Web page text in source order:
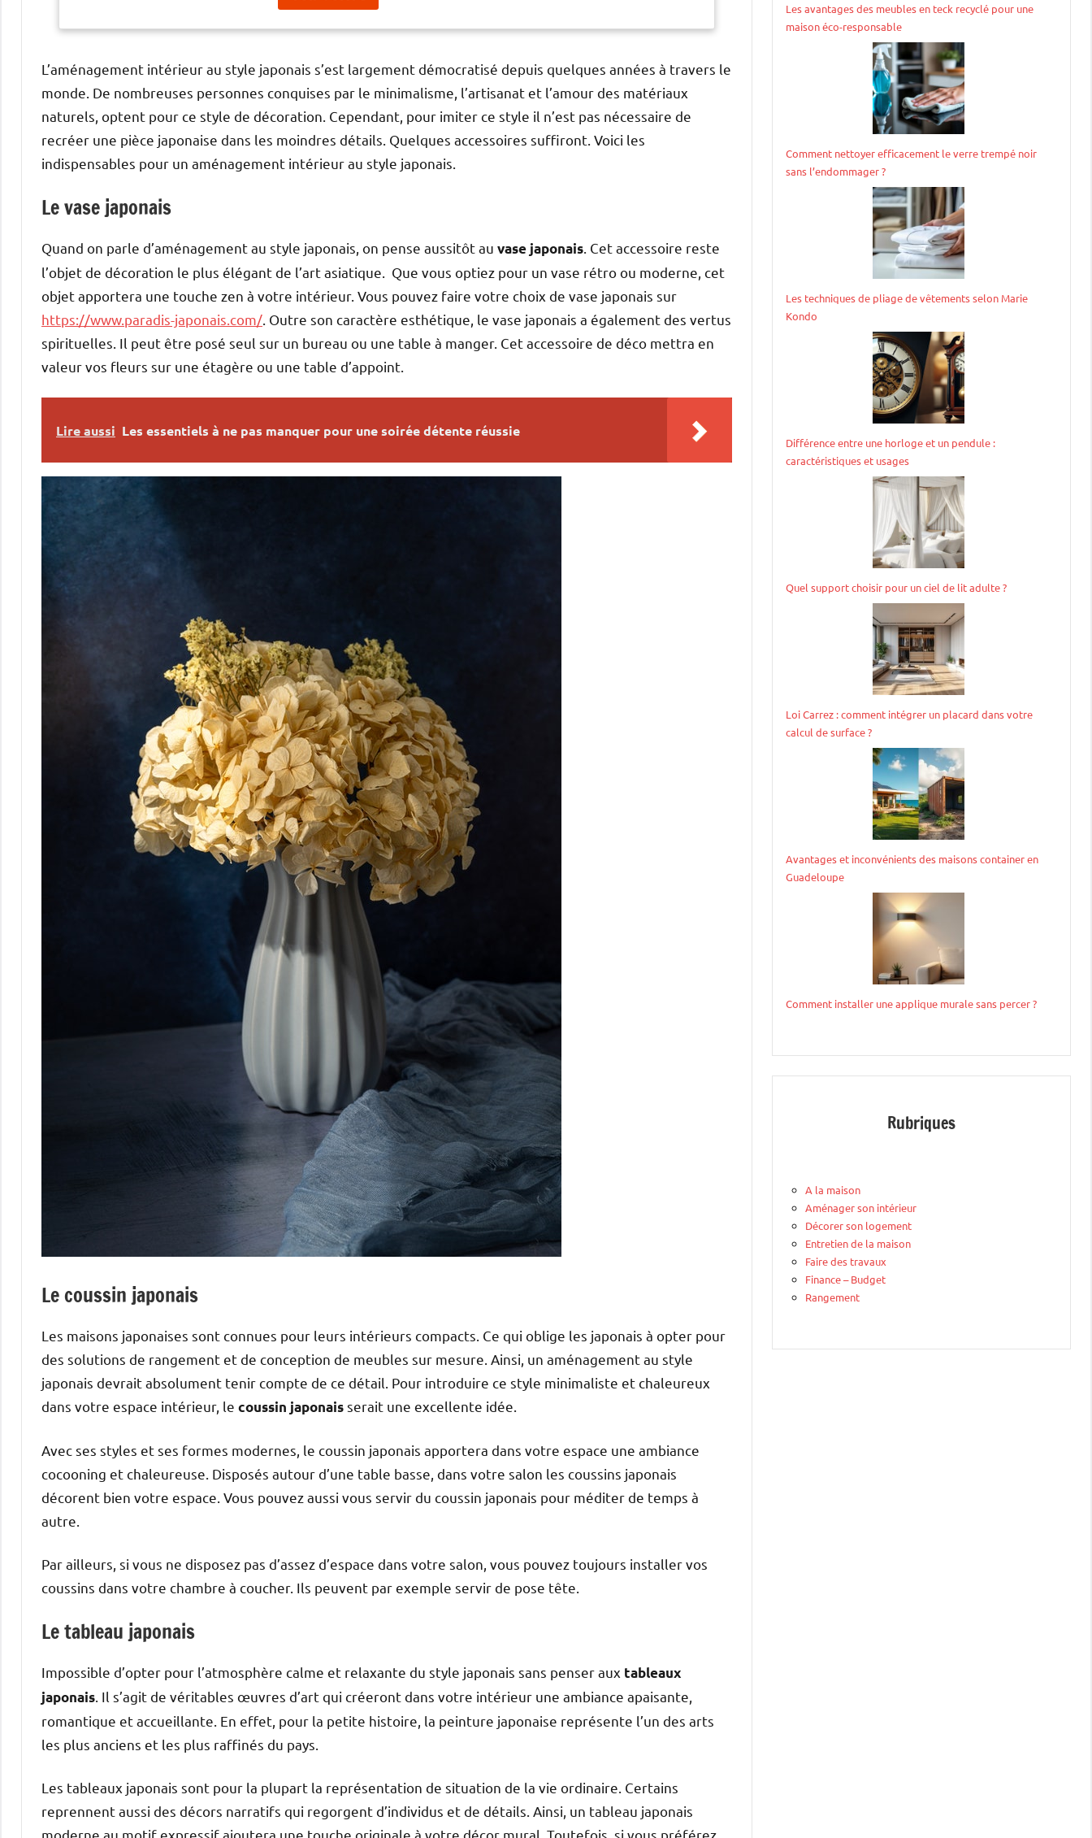
L’aménagement intérieur au style japonais s’est largement démocratisé depuis quelques années à travers le
monde. De nombreuses personnes conquises par le minimalisme, l’artisanat et l’amour des matériaux
naturels, optent pour ce style de décoration. Cependant, pour imiter ce style il n’est pas nécessaire de
recréer une pièce japonaise dans les moindres détails. Quelques accessoires suffiront. Voici les
indispensables pour un aménagement intérieur au style japonais.
Le vase japonais
Quand on parle d’aménagement au style japonais, on pense aussitôt au vase japonais . Cet accessoire reste
l’objet de décoration le plus élégant de l’art asiatique. Que vous optiez pour un vase rétro ou moderne, cet
objet apportera une touche zen à votre intérieur. Vous pouvez faire votre choix de vase japonais sur
https://www.paradis-japonais.com/ . Outre son caractère esthétique, le vase japonais a également des vertus
spirituelles. Il peut être posé seul sur un bureau ou une table à manger. Cet accessoire de déco mettra en
valeur vos fleurs sur une étagère ou une table d’appoint.
Lire aussi Les essentiels à ne pas manquer pour une soirée détente réussie
Le coussin japonais
Les maisons japonaises sont connues pour leurs intérieurs compacts. Ce qui oblige les japonais à opter pour
des solutions de rangement et de conception de meubles sur mesure. Ainsi, un aménagement au style
japonais devrait absolument tenir compte de ce détail. Pour introduire ce style minimaliste et chaleureux
dans votre espace intérieur, le coussin japonaisserait une excellente idée.
Avec ses styles et ses formes modernes, le coussin japonais apportera dans votre espace une ambiance
cocooning et chaleureuse. Disposés autour d’une table basse, dans votre salon les coussins japonais
décorent bien votre espace. Vous pouvez aussi vous servir du coussin japonais pour méditer de temps à
autre.
Par ailleurs, si vous ne disposez pas d’assez d’espace dans votre salon, vous pouvez toujours installer vos
coussins dans votre chambre à coucher. Ils peuvent par exemple servir de pose tête.
Le tableau japonais
Impossible d’opter pour l’atmosphère calme et relaxante du style japonais sans penser aux tableaux
japonais . Il s’agit de véritables œuvres d’art qui créeront dans votre intérieur une ambiance apaisante,
romantique et accueillante. En effet, pour la petite histoire, la peinture japonaise représente l’un des arts
les plus anciens et les plus raffinés du pays.
Les tableaux japonais sont pour la plupart la représentation de situation de la vie ordinaire. Certains
reprennent aussi des décors narratifs qui regorgent d’individus et de détails. Ainsi, un tableau japonais
moderne au motif expressif ajoutera une touche originale à votre décor mural. Toutefois, si vous préférez
Les avantages des meubles en teck recyclé pour une
maison éco-responsable
Comment nettoyer efficacement le verre trempé noir
sans l’endommager ?
Les techniques de pliage de vêtements selon Marie
Kondo
Différence entre une horloge et un pendule :
caractéristiques et usages
Quel support choisir pour un ciel de lit adulte ?
Loi Carrez : comment intégrer un placard dans votre
calcul de surface ?
Avantages et inconvénients des maisons container en
Guadeloupe
Comment installer une applique murale sans percer ?
Rubriques
A la maison
Aménager son intérieur
Décorer son logement
Entretien de la maison
Faire des travaux
Finance – Budget
Rangement